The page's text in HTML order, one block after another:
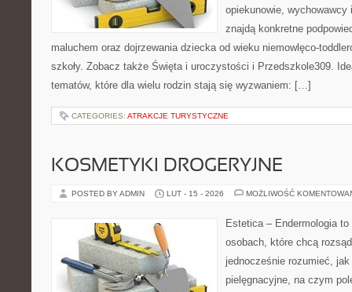
opiekunowie,
znajdą konkretne
maluchem oraz dojrzewania dziecka od wieku niemowlęco-
szkoły. Zobacz także Święta i uroczystości i Przedszkole309.
tematów, które dla wielu rodzin stają się wyzwaniem: […]
CATEGORIES: ATRAKCJE TURYSTYCZNE
KOSMETYKI DROGERYJNE
POSTED BY ADMIN LUT - 15 - 2026 MOŻLIWOŚĆ
Estetica – Endermologia
osobach, które chcą
jednocześnie rozumieć, jak
pielęgnacyjne, na czym